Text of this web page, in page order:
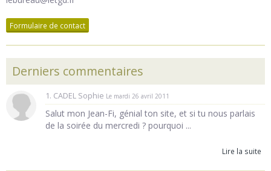
Formulaire de contact
Derniers commentaires
1. CADEL Sophie Le mardi 26 avril 2011
Salut mon Jean-Fi, génial ton site, et si tu nous parlais
de la soirée du mercredi ? pourquoi ...
Lire la suite